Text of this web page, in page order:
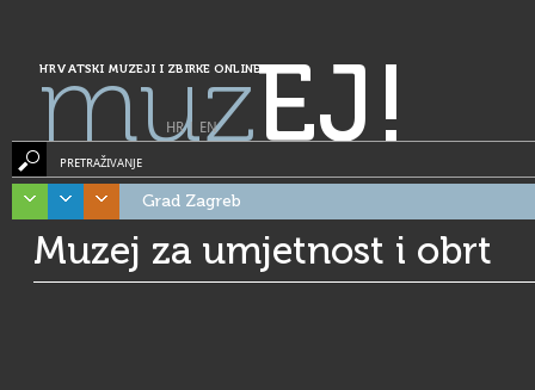
HRVATSKI MUZEJI I ZBIRKE ONLINE
muzEJ!
HR| EN
PRETRAŽIVANJE
Grad Zagreb
Muzej za umjetnost i obrt